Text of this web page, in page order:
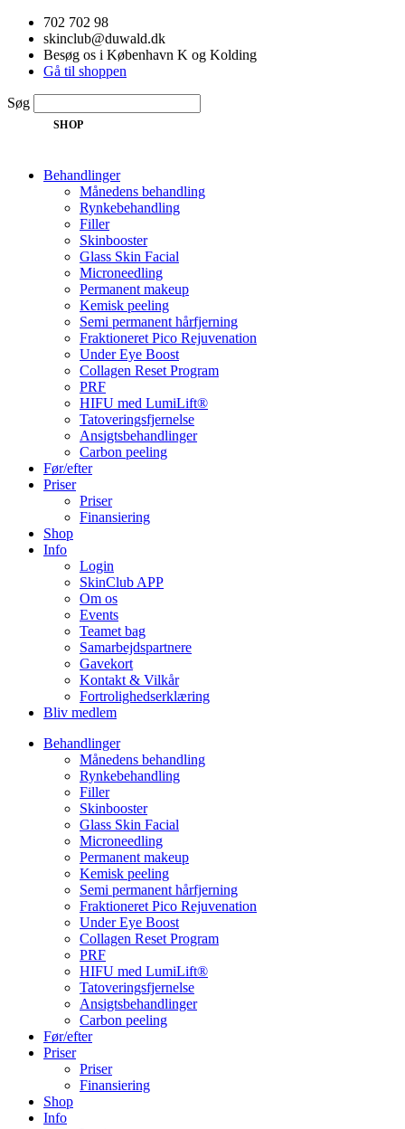
Videre
indhold
702 702 98
skinclub@duwald.dk
Besøg os i København K og Kolding
Gå til shoppen
Søg
SHOP
Behandlinger
Månedens behandling
Rynkebehandling
Filler
Skinbooster
Glass Skin Facial
Microneedling
Permanent makeup
Kemisk peeling
Semi permanent hårfjerning
Fraktioneret Pico Rejuvenation
Under Eye Boost
Collagen Reset Program
PRF
HIFU med LumiLift®
Tatoveringsfjernelse
Ansigtsbehandlinger
Carbon peeling
Før/efter
Priser
Priser
Finansiering
Shop
Info
Login
SkinClub APP
Om os
Events
Teamet bag
Samarbejdspartnere
Gavekort
Kontakt & Vilkår
Fortrolighedserklæring
Bliv medlem
Behandlinger
Månedens behandling
Rynkebehandling
Filler
Skinbooster
Glass Skin Facial
Microneedling
Permanent makeup
Kemisk peeling
Semi permanent hårfjerning
Fraktioneret Pico Rejuvenation
Under Eye Boost
Collagen Reset Program
PRF
HIFU med LumiLift®
Tatoveringsfjernelse
Ansigtsbehandlinger
Carbon peeling
Før/efter
Priser
Priser
Finansiering
Shop
Info